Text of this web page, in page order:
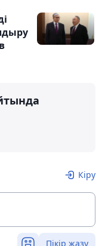
Кіру
Пікір жазу